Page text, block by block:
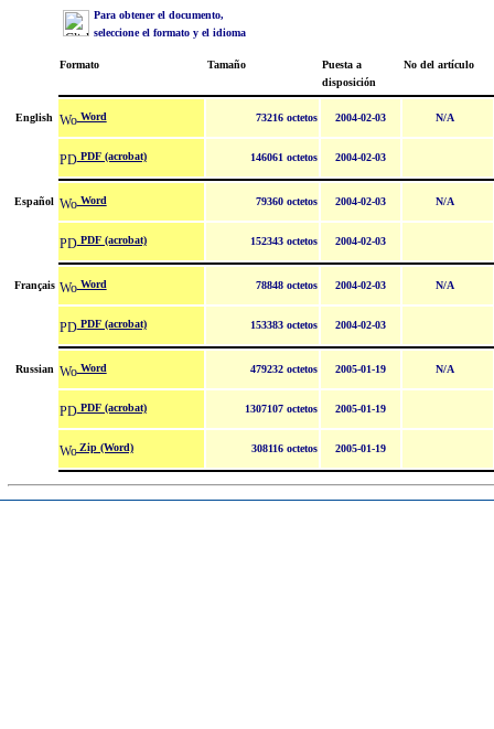
Para obtener el documento,
seleccione el formato y el idioma
Formato Tamaño
Puesta a
disposición
No del artículo
English Word 73216 octetos 2004-02-03 N/A
PDF (acrobat) 146061 octetos 2004-02-03
Español Word 79360 octetos 2004-02-03 N/A
PDF (acrobat) 152343 octetos 2004-02-03
Français Word 78848 octetos 2004-02-03 N/A
PDF (acrobat) 153383 octetos 2004-02-03
Russian Word 479232 octetos 2005-01-19 N/A
PDF (acrobat) 1307107 octetos 2005-01-19
Zip (Word) 308116 octetos 2005-01-19